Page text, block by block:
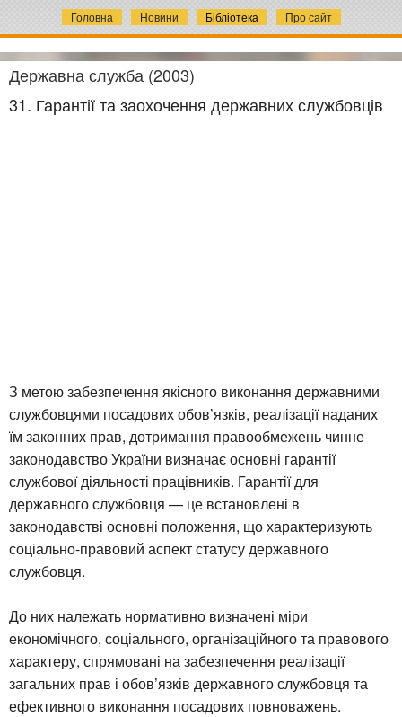
Головна Новини Бібліотека Про сайт
Державна служба (2003)
31. Гарантії та заохочення державних службовців
З метою забезпечення якісного виконання державними
службовцями посадових обов’язків, реалізації наданих
їм законних прав, дотримання правообмежень чинне
законодавство України визначає основні гарантії
службової діяльності працівників. Гарантії для
державного службовця — це встановлені в
законодавстві основні положення, що характеризують
соціально-правовий аспект статусу державного
службовця.
До них належать нормативно визначені міри
економічного, соціального, організаційного та правового
характеру, спрямовані на забезпечення реалізації
загальних прав і обов’язків державного службовця та
ефективного виконання посадових повноважень.